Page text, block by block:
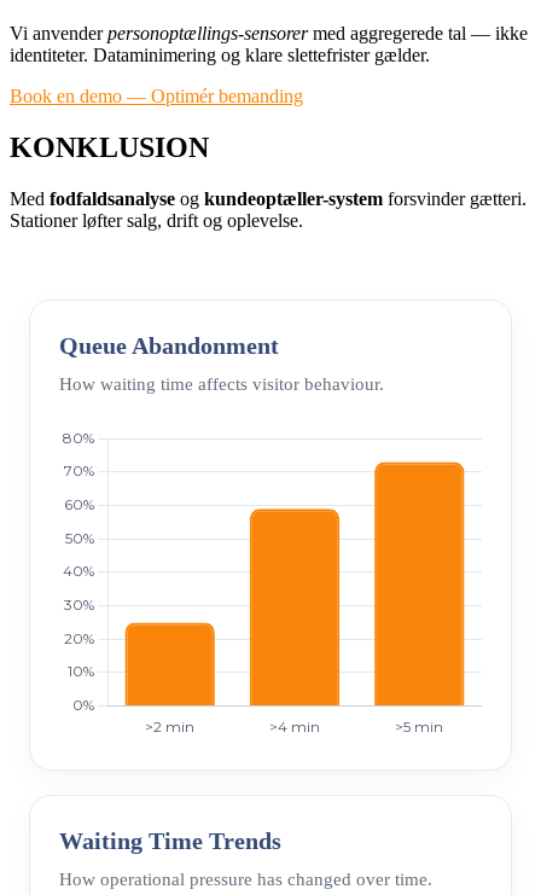
Vi anvenderpersonoptællings-sensorermed aggregerede tal — ikke
identiteter. Dataminimering og klare slettefrister gælder.
Book en demo — Optimér bemanding
KONKLUSION
Med fodfaldsanalyse og kundeoptæller-system forsvinder gætteri.
Stationer løfter salg, drift og oplevelse.
Queue Abandonment
How waiting time affects visitor behaviour.
Waiting Time Trends
How operational pressure has changed over time.